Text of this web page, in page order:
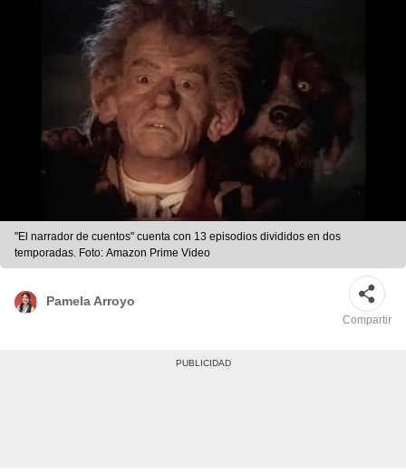
"El narrador de cuentos" cuenta con 13 episodios divididos en dos
temporadas. Foto: Amazon Prime Video
Pamela Arroyo
Compartir